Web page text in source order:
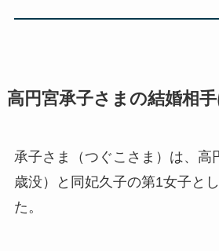
高円宮承子さまの結婚相
承子さま（つぐこさま）は、高
歳没）と同妃久子の第1女子と
た。